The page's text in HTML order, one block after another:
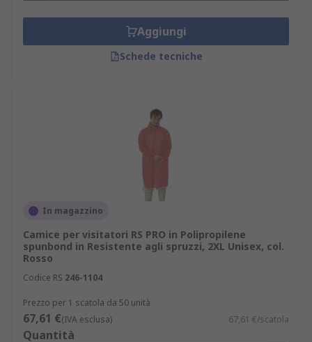
Aggiungi
Schede tecniche
In magazzino
Camice per visitatori RS PRO in Polipropilene
spunbond in Resistente agli spruzzi, 2XL Unisex, col.
Rosso
Codice RS 246-1104
Prezzo per 1 scatola da 50 unità
67,61 €(IVA esclusa) 67,61 €/scatola
Quantità